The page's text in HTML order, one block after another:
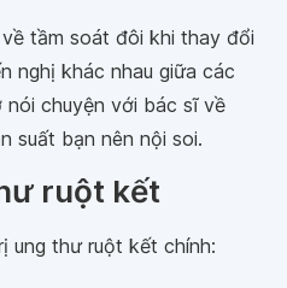
tầm soát đôi khi thay đổi
nghị khác nhau giữa các
nói chuyện với bác sĩ về
suất bạn nên nội soi.
ruột kết
ung thư ruột kết chính: